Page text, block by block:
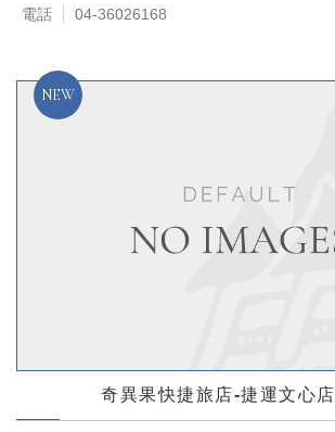
電話
04-36026168
奇異果快捷旅店-捷運文心店